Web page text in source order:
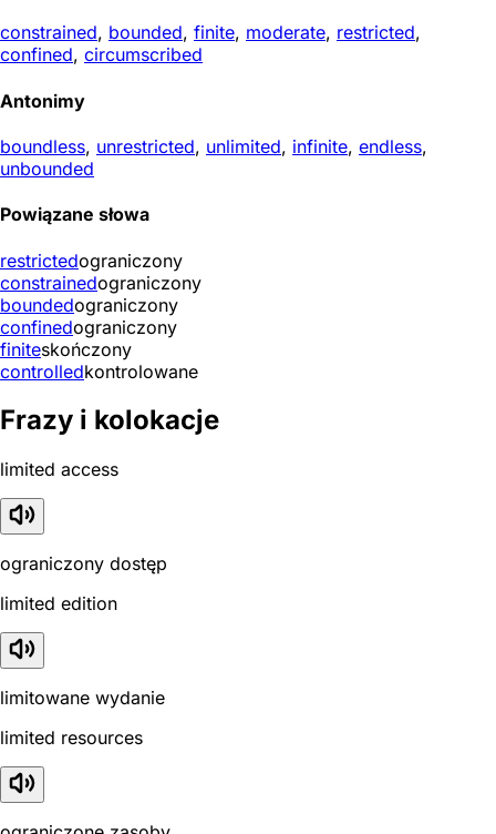
constrained, bounded, finite, moderate, restricted,
confined, circumscribed
Antonimy
boundless, unrestricted, unlimited, infinite, endless,
unbounded
Powiązane słowa
restrictedograniczony
constrainedograniczony
boundedograniczony
confinedograniczony
finiteskończony
controlledkontrolowane
Frazy i kolokacje
limited access
ograniczony dostęp
limited edition
limitowane wydanie
limited resources